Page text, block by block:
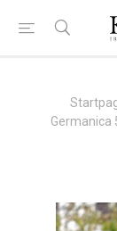
Germanica